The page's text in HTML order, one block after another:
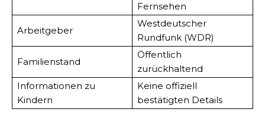
Fernsehen
Arbeitgeber
Westdeutscher
Rundfunk (WDR)
Familienstand
Öffentlich
zurückhaltend
Informationen zu
Kindern
Keine offiziell
bestätigten Details